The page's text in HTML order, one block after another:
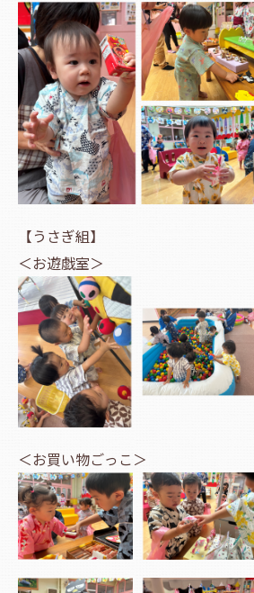
【うさぎ組】
＜お遊戯室＞
＜お買い物ごっこ＞